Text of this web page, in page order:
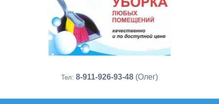
Тел: 8-911-926-93-48 (Олег)